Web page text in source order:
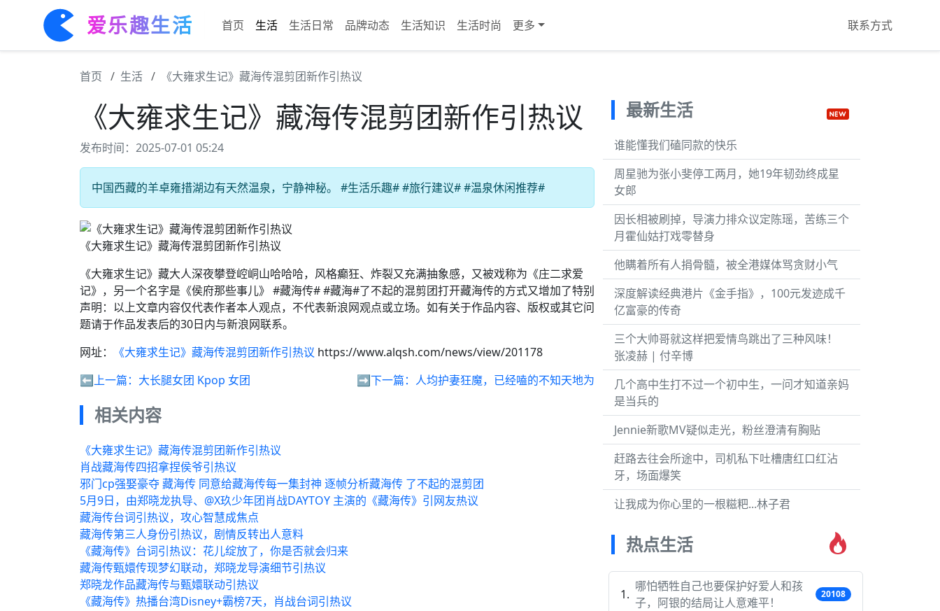
爱乐趣生活 首页 生活 生活日常 品牌动态 生活知识 生活时尚 更多 联系方式
首页 生活 《大雍求生记》藏海传混剪团新作引热议
《大雍求生记》藏海传混剪团新作引热议
发布时间：2025-07-01 05:24
中国西藏的羊卓雍措湖边有天然温泉，宁静神秘。 #生活乐趣# #旅行建议# #温泉休闲推荐#
《大雍求生记》藏海传混剪团新作引热议
《大雍求生记》藏大人深夜攀登崆峒山哈哈哈，风格癫狂、炸裂又充满抽象感，又被戏称为《庄二求爱
记》，另一个名字是《侯府那些事儿》 #藏海传# #藏海#了不起的混剪团打开藏海传的方式又增加了特别
声明：以上文章内容仅代表作者本人观点，不代表新浪网观点或立场。如有关于作品内容、版权或其它问
题请于作品发表后的30日内与新浪网联系。
网址：
《大雍求生记》藏海传混剪团新作引热议 https://www.alqsh.com/news/view/201178
⬅️上一篇： 大长腿女团 Kpop 女团 ➡️下一篇： 人均护妻狂魔，已经嗑的不知天地为
相关内容
《大雍求生记》藏海传混剪团新作引热议
肖战藏海传四招拿捏侯爷引热议
邪门cp强娶豪夺 藏海传 同意给藏海传每一集封神 逐帧分析藏海传 了不起的混剪团
5月9日，由郑晓龙执导、@X玖少年团肖战DAYTOY 主演的《藏海传》引网友热议
藏海传台词引热议，攻心智慧成焦点
藏海传第三人身份引热议，剧情反转出人意料
《藏海传》台词引热议：花儿绽放了，你是否就会归来
藏海传甄嬛传现梦幻联动，郑晓龙导演细节引热议
郑晓龙作品藏海传与甄嬛联动引热议
《藏海传》热播台湾Disney+霸榜7天，肖战台词引热议
最新生活
谁能懂我们磕同款的快乐
周星驰为张小斐停工两月，她19年韧劲终成星
女郎
因长相被刷掉，导演力排众议定陈瑶，苦练三个
月霍仙姑打戏零替身
他瞒着所有人捐骨髓，被全港媒体骂贪财小气
深度解读经典港片《金手指》，100元发迹成千
亿富豪的传奇
三个大帅哥就这样把爱情鸟跳出了三种风味！
张凌赫 | 付辛博
几个高中生打不过一个初中生，一问才知道亲妈
是当兵的
Jennie新歌MV疑似走光，粉丝澄清有胸贴
赶路去往会所途中，司机私下吐槽唐红口红沾
牙，场面爆笑
让我成为你心里的一根糍粑...林子君
热点生活
哪怕牺牲自己也要保护好爱人和孩
子，阿银的结局让人意难平！
20108